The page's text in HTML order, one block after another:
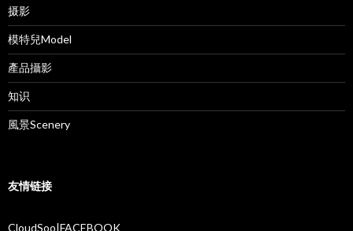
摄影
模特兒Model
產品攝影
知识
風景Scenery
友情链接
CloudSoo|FACEBOOK